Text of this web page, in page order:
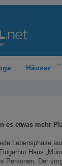
Häuser
es etwas mehr
Lebensphase
Haus
Personen. Der